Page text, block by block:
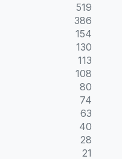
519
386
154
130
113
108
80
74
63
40
28
21